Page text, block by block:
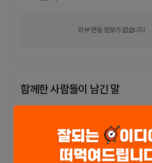
외부 연동 정보가 없습니다
함께한 사람들이 남긴 말
아직 후기가 도착하지 않았습니다